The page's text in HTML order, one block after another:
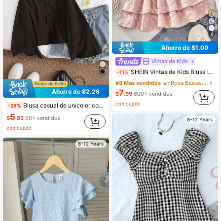
Ahorro de $2.26
-28% Blusa casual de unicolor con cuello en V y mangas acampanadas con lazo decorativo, elegante y de moda, adecuada para uso diario en primavera/otoño, actividades al aire libre, regreso a la escuela y eventos
$5.83 50+ vendidos
con cupón
8-12 Years
5
Ahorro de $1.00
Vintaside Kids
-11% SHEIN Vintaside Kids Blusa informal de tirantes finos con textura única, bordado floral 3D amarillo, doblete de volantes en el bajo, versátil y fresca para primavera/verano para niñas preadolescentes
#8 Más vendidos
en Rosa Blusas para niñas preadolescentes
$7.99 600+ vendidos
con cupón
8-12 Years